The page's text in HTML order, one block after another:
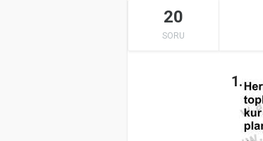
20
SORU
1.